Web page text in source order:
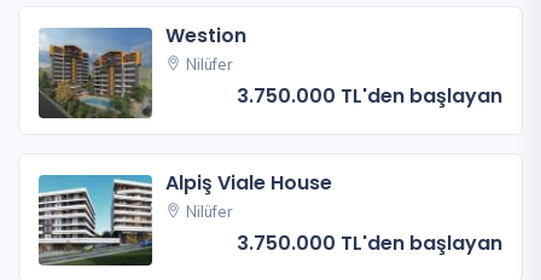
Westion
Nilüfer
3.750.000 TL'den başlayan
Alpiş Viale House
Nilüfer
3.750.000 TL'den başlayan